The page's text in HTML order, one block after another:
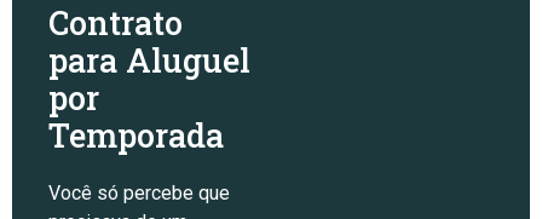
Contrato
para Aluguel
por
Temporada
Você só percebe que